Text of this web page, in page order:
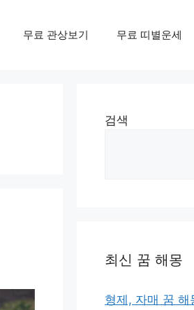
무료 관상보기 무료 띠별운세
검색
최신 꿈 해몽
형제, 자매 꿈 해